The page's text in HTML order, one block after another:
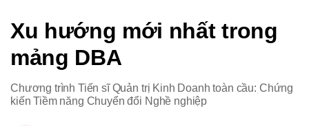
Xu hướng mới nhấttrong
mảng DBA
Chương trình Tiến sĩ Quản trị Kinh Doanh toàn cầu: Chứng
kiến Tiềm năng Chuyển đổi Nghề nghiệp